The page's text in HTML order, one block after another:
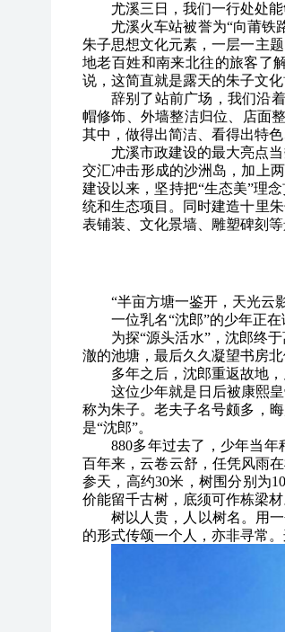
尤溪三日，我们一行处处
尤溪火车站被誉为“向莆铁
朱子思想文化元素，一层一主
地老百姓和南来北往的旅客了
说，这简直就是露天的朱子文化
辞别了站前广场，我们沿
帽修饰、外墙整洁归位、店面
其中，做得出简洁、看得出特
尤溪市政建设的最大亮点
交汇冲击形成的沙洲岛，加上
建设以来，坚持把“生态美”理
统和生态项目。同时建造十里
表铺装、文化景墙、雕塑碑刻
“半亩方塘一鉴开，天光云
一位乳名“沈郎”的少年正
为探“源头活水”，沈郎终
澈的池塘，最后久久凝望书房北
多年之后，沈郎重返故地
这位少年就是日后被康熙
称为朱子。老夫子名号颇多，
是“沈郎”。
880多年过去了，少年当年
百年来，云卷云舒，任凭风雨
参天，高约30米，树围分别为
价能留千古树，底须可作栋梁材
树以人贵，人以树名。用
的形式传颂一个人，亦非寻常